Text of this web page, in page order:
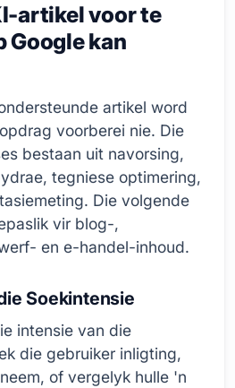
artikel voor te
Google kan
artikel word
voorberei nie. Die
bestaan uit navorsing,
tegniese optimering,
Die volgende
vir blog-,
en e-handel-inhoud.
Soekintensie
intensie van die
die gebruiker inligting,
of vergelyk hulle 'n